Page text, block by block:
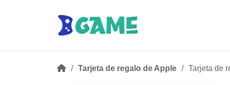
Tarjeta de regalo de Apple Tarjeta de